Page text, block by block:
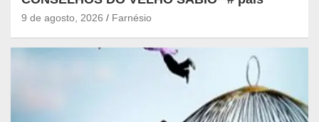
9 de agosto, 2026 Farnésio